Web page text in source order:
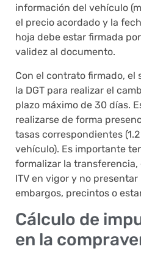
información del vehículo
el precio acordado y la
hoja debe estar firmada
validez al documento.
Con el contrato firmado, el
la DGT para realizar el
plazo máximo de 30 días.
realizarse de forma
tasas correspondientes
vehículo). Es importante
formalizar la
ITV en vigor y no
embargos, precintos o
Cálculo de
en la